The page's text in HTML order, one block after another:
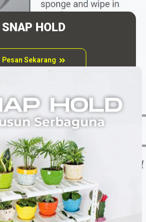
SNAP HOLD
Pesan Sekarang